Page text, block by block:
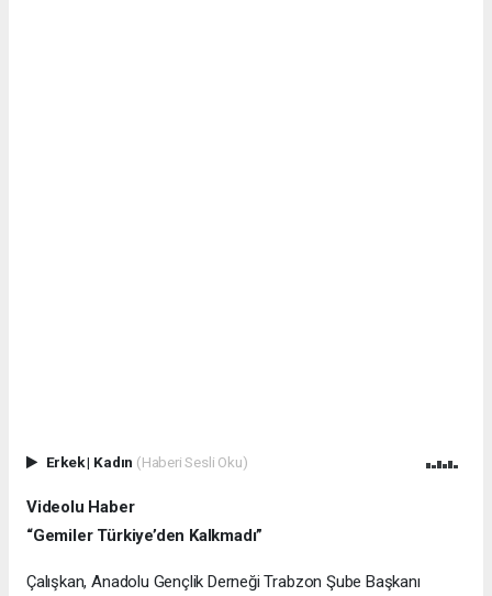
Erkek| Kadın (Haberi Sesli Oku)
Videolu Haber
“Gemiler Türkiye’den Kalkmadı”
Çalışkan, Anadolu Gençlik Derneği Trabzon Şube Başkanı